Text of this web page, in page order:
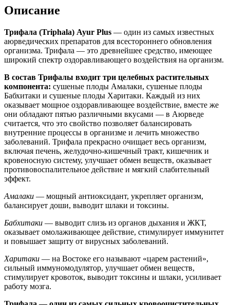
Описание
Трифала (Triphala) Ayur Plus — один из самых известных
аюрведических препаратов для всестороннего обновления
организма. Трифала — это древнейшее средство, имеющее
широкий спектр оздоравливающего воздействия на организм.
В состав Трифалы входит три целебных растительных
компонента: сушеные плоды Амалаки, сушеные плоды
Бабхитаки и сушеные плоды Харитаки. Каждый из них
оказывает мощное оздоравливающее воздействие, вместе же
они обладают пятью различными вкусами — в Аюрведе
считается, что это свойство позволяет балансировать
внутренние процессы в организме и лечить множество
заболеваний. Трифала прекрасно очищает весь организм,
включая печень, желудочно-кишечный тракт, кишечник и
кровеносную систему, улучшает обмен веществ, оказывает
противовоспалительное действие и мягкий слабительный
эффект.
Амалаки — мощный антиоксидант, укрепляет организм,
балансирует доши, выводит шлаки и токсины.
Бабхитаки — выводит слизь из органов дыхания и ЖКТ,
оказывает омолаживающее действие, стимулирует иммунитет
и повышает защиту от вирусных заболеваний.
Харитаки — на Востоке его называют «царем растений»,
сильный иммуномодулятор, улучшает обмен веществ,
стимулирует кровоток, выводит токсины и шлаки, усиливает
работу мозга.